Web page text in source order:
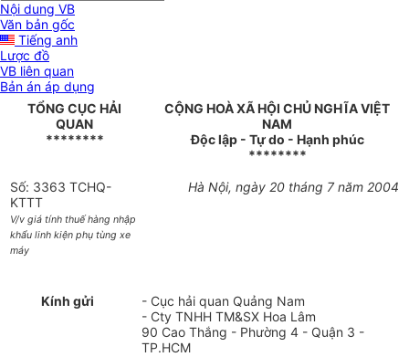
Nội dung VB
Văn bản gốc
Tiếng anh
Lược đồ
VB liên quan
Bản án áp dụng
TỔNG CỤC HẢI
QUAN
********
CỘNG HOÀ XÃ HỘI CHỦ NGHĨA VIỆT
NAM
Độc lập - Tự do - Hạnh phúc
********
Số: 3363 TCHQ-
KTTT
V/v giá tính thuế hàng nhập
khẩu linh kiện phụ tùng xe
máy
Hà Nội, ngày 20 tháng 7 năm 2004
Kính gửi
- Cục hải quan Quảng Nam
- Cty TNHH TM&SX Hoa Lâm
90 Cao Thắng - Phường 4 - Quận 3 -
TP.HCM